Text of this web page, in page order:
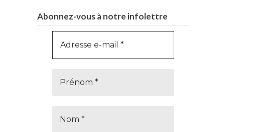
Abonnez-vous à notre infolettre